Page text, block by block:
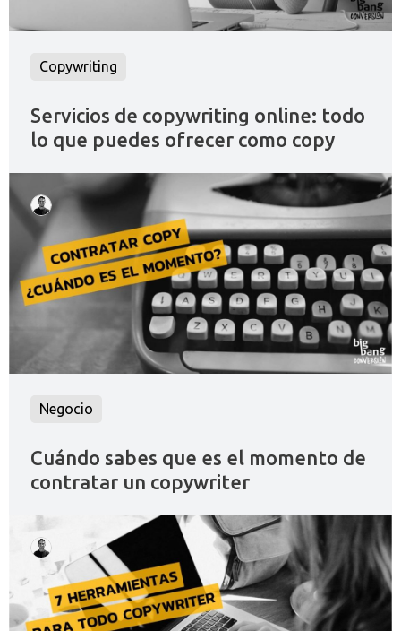
Copywriting
Servicios de copywriting online: todo
lo que puedes ofrecer como copy
Negocio
Cuándo sabes que es el momento de
contratar un copywriter